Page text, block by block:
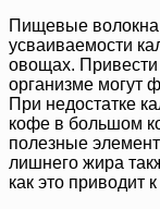
Пищевые волокна
усваиваемости
овощах.
организме могут
При недостатке
кофе в большом
полезные
лишнего жира
как это приводит